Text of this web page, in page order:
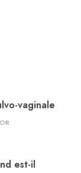
vaginale
est-il